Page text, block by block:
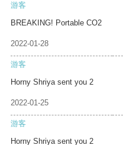
游客
BREAKING! Portable CO2
2022-01-28
游客
Horny Shriya sent you 2
2022-01-25
游客
Horny Shriya sent you 2